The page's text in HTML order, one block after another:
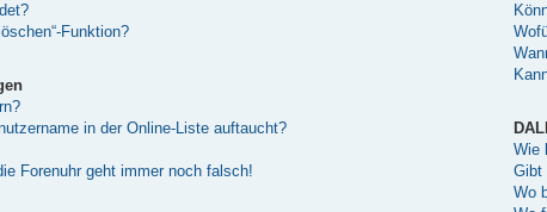
Funktion?
in der Online-Liste auftaucht?
Forenuhr geht immer noch falsch!
Wie
Gibt
Wo